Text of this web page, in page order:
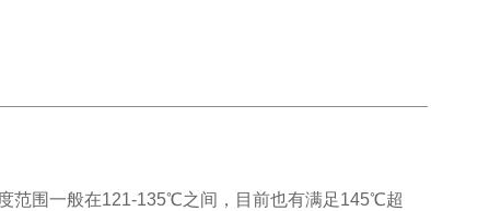
范围一般在121-135℃之间，目前也有满足145℃超